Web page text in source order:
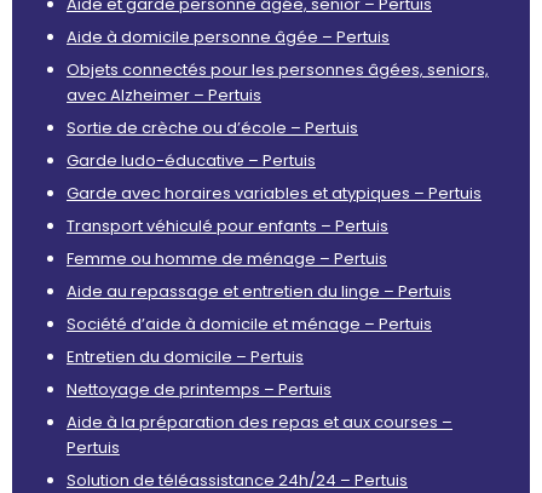
Aide à domicile personne âgée – Pertuis
Objets connectés pour les personnes âgées, seniors,
avec Alzheimer – Pertuis
Sortie de crèche ou d’école – Pertuis
Garde ludo-éducative – Pertuis
Garde avec horaires variables et atypiques – Pertuis
Transport véhiculé pour enfants – Pertuis
Femme ou homme de ménage – Pertuis
Aide au repassage et entretien du linge – Pertuis
Société d’aide à domicile et ménage – Pertuis
Entretien du domicile – Pertuis
Nettoyage de printemps – Pertuis
Aide à la préparation des repas et aux courses –
Pertuis
Solution de téléassistance 24h/24 – Pertuis